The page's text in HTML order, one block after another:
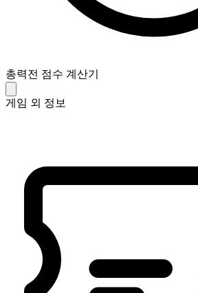
총력전 점수 계산기
게임 외 정보